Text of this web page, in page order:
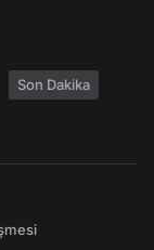
Son Dakika